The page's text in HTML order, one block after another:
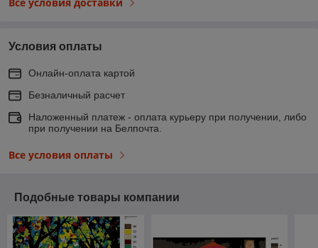
Условия оплаты
Онлайн-оплата картой
Безналичный расчет
Наложенный платеж - оплата курьеру при получении, либо
при получении на Белпочта.
Все условия оплаты
Подобные товары компании